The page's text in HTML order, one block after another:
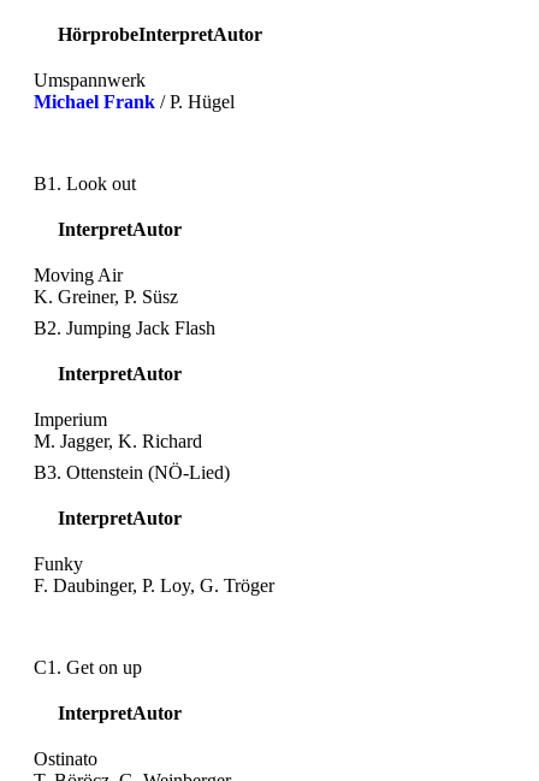
HörprobeInterpretAutor
Umspannwerk
Michael Frank / P. Hügel
B1. Look out
InterpretAutor
Moving Air
K. Greiner, P. Süsz
B2. Jumping Jack Flash
InterpretAutor
Imperium
M. Jagger, K. Richard
B3. Ottenstein (NÖ-Lied)
InterpretAutor
Funky
F. Daubinger, P. Loy, G. Tröger
C1. Get on up
InterpretAutor
Ostinato